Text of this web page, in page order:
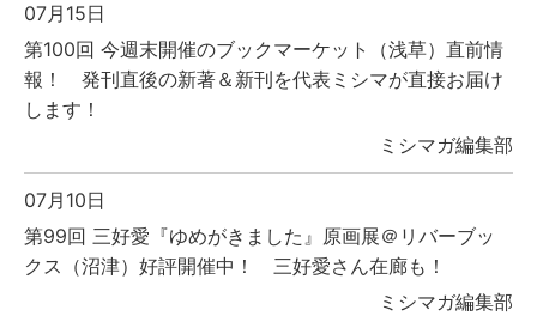
07月15日
第100回 今週末開催のブックマーケット（浅草）直前情
報！ 発刊直後の新著＆新刊を代表ミシマが直接お届け
します！
ミシマガ編集部
07月10日
第99回 三好愛『ゆめがきました』原画展＠リバーブッ
クス（沼津）好評開催中！ 三好愛さん在廊も！
ミシマガ編集部